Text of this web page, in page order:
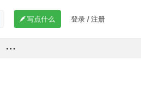
 写点什么 登录 / 注册